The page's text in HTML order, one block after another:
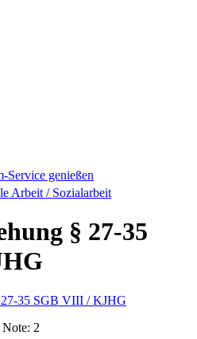
Service genießen
Arbeit / Sozialarbeit
§ 27-35
2